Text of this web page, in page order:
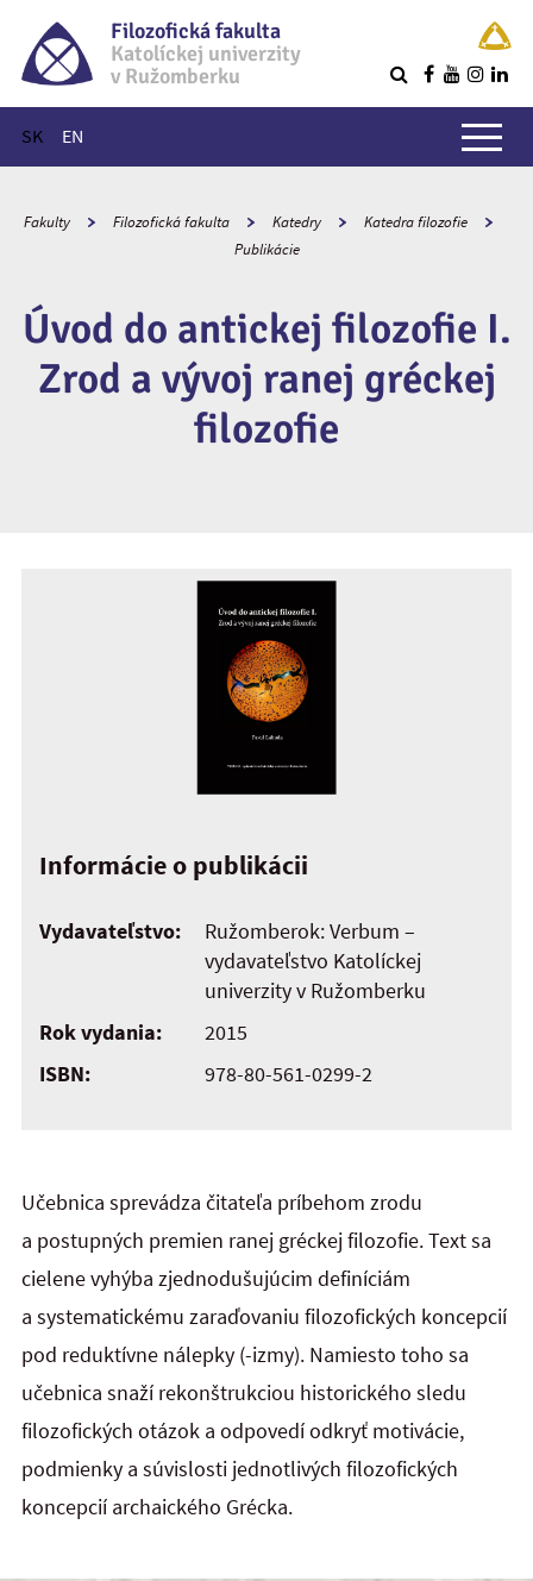
Filozofická fakulta
Katolíckej univerzity
v Ružomberku
SK EN
Hlavné menu
Fakulty Filozofická fakulta Katedry
Katedra filozofie
Publikácie
Úvod do antickej filozofie I.
Zrod a vývoj ranej gréckej
filozofie
Informácie o publikácii
Vydavateľstvo:
Ružomberok: Verbum –
vydavateľstvo Katolíckej
univerzity v Ružomberku
Rok vydania:
2015
ISBN:
978-80-561-0299-2
Učebnica sprevádza čitateľa príbehom zrodu
a postupných premien ranej gréckej filozofie. Text sa
cielene vyhýba zjednodušujúcim definíciám
a systematickému zaraďovaniu filozofických koncepcií
pod reduktívne nálepky (-izmy). Namiesto toho sa
učebnica snaží rekonštrukciou historického sledu
filozofických otázok a odpovedí odkryť motivácie,
podmienky a súvislosti jednotlivých filozofických
koncepcií archaického Grécka.